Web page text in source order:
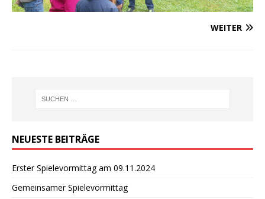
WEITER
NEUESTE BEITRÄGE
Erster Spielevormittag am 09.11.2024
Gemeinsamer Spielevormittag